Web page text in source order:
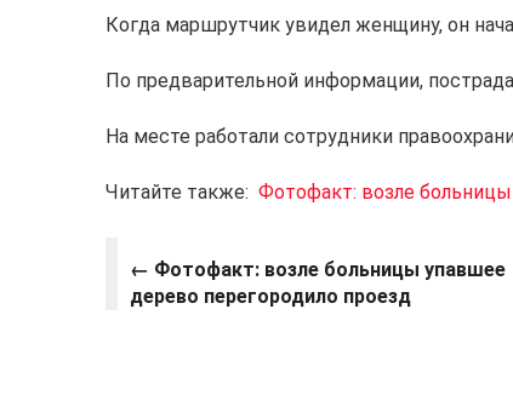
Когда маршрутчик увидел женщину, он
По предварительной информации,
На месте работали сотрудники
Читайте также: Фотофакт: возле
← Фотофакт: возле больницы упавшее
дерево перегородило проезд